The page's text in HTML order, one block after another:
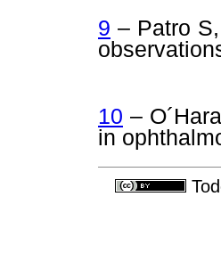
9 – Patro
10 –
in